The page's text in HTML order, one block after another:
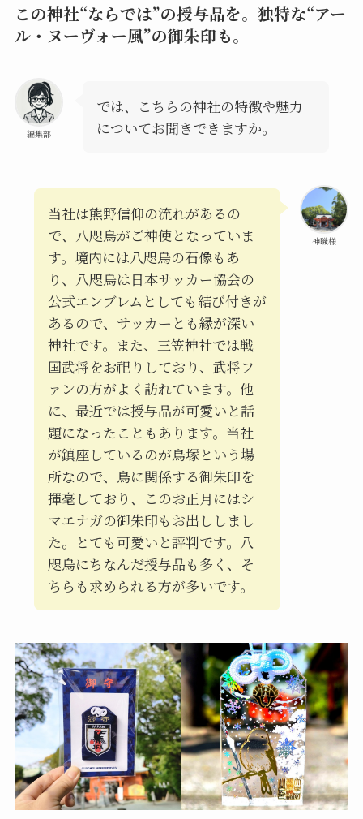
この神社“ならでは”の授与品を。独特な“アー
ル・ヌーヴォー風”の御朱印も。
編集部
では、こちらの神社の特徴や魅力
についてお聞きできますか。
神職様
当社は熊野信仰の流れがあるの
で、八咫烏がご神使となっていま
す。境内には八咫烏の石像もあ
り、八咫烏は日本サッカー協会の
公式エンブレムとしても結び付きが
あるので、サッカーとも縁が深い
神社です。また、三笠神社では戦
国武将をお祀りしており、武将フ
ァンの方がよく訪れています。他
に、最近では授与品が可愛いと話
題になったこともあります。当社
が鎮座しているのが鳥塚という場
所なので、鳥に関係する御朱印を
揮毫しており、このお正月にはシ
マエナガの御朱印もお出ししまし
た。とても可愛いと評判です。八
咫烏にちなんだ授与品も多く、そ
ちらも求められる方が多いです。